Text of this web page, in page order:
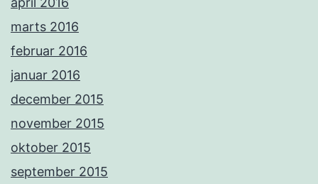
marts 2016
februar 2016
januar 2016
december 2015
november 2015
oktober 2015
september 2015